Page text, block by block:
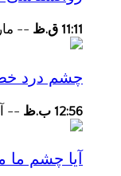
11:11 ق.ظ --
چشم درد
12:56 ب.ظ --
آیا چشم